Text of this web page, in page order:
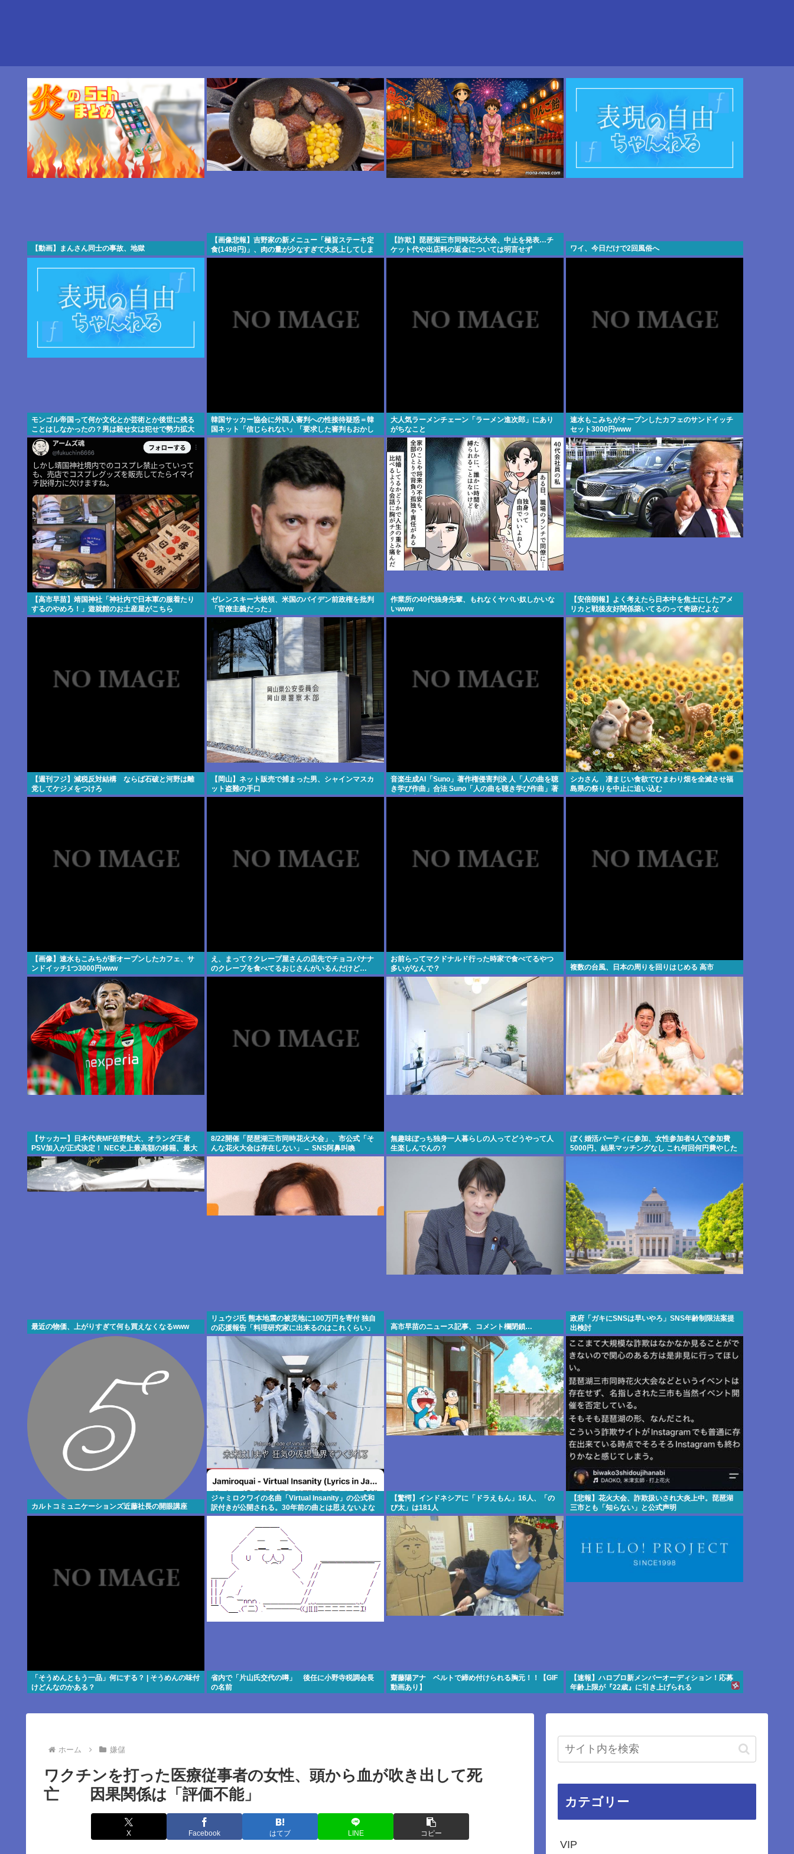
【動画】まんさん同士の事故、地獄
【画像悲報】吉野家の新メニュー「極旨ステーキ定
食(1498円)」、肉の量が少なすぎて大炎上してしま
う…
【詐欺】琵琶湖三市同時花火大会、中止を発表…チ
ケット代や出店料の返金については明言せず
ワイ、今日だけで2回風俗へ
モンゴル帝国って何か文化とか芸術とか後世に残る
ことはしなかったの？男は殺せ女は犯せで勢力拡大
しただけ？
韓国サッカー協会に外国人審判への性接待疑惑＝韓
国ネット「信じられない」「要求した審判もおかし
い」
大人気ラーメンチェーン「ラーメン進次郎」にあり
がちなこと
速水もこみちがオープンしたカフェのサンドイッチ
セット3000円www
【高市早苗】靖国神社「神社内で日本軍の服着たり
するのやめろ！」遊就館のお土産屋がこちら
ゼレンスキー大統領、米国のバイデン前政権を批判
「官僚主義だった」
作業所の40代独身先輩、もれなくヤバい奴しかいな
いwww
【安倍朗報】よく考えたら日本中を焦土にしたアメ
リカと戦後友好関係築いてるのって奇跡だよな
【週刊フジ】減税反対結構 ならば石破と河野は離
党してケジメをつけろ
【岡山】ネット販売で捕まった男、シャインマスカ
ット盗難の手口
音楽生成AI「Suno」著作権侵害判決 人「人の曲を聴
き学び作曲」合法 Suno「人の曲を聴き学び作曲」著
作権侵害 何が違う？
シカさん 凄まじい食欲でひまわり畑を全滅させ福
島県の祭りを中止に追い込む
【画像】速水もこみちが新オープンしたカフェ、サ
ンドイッチ1つ3000円www
え、まって？クレープ屋さんの店先でチョコバナナ
のクレープを食べてるおじさんがいるんだけど…
お前らってマクドナルド行った時家で食べてるやつ
多いがなんで？
複数の台風、日本の周りを回りはじめる 高市
【サッカー】日本代表MF佐野航大、オランダ王者
PSV加入が正式決定！ NEC史上最高額の移籍、最大
約31億円か、5年契約を締結
8/22開催「琵琶湖三市同時花火大会」、市公式「そ
んな花火大会は存在しない」→ SNS阿鼻叫喚
無趣味ぼっち独身一人暮らしの人ってどうやって人
生楽しんでんの？
ぼく婚活パーティに参加、女性参加者4人で参加費
5000円、結果マッチングなし これ何回何円費やした
ら結婚できるんだろう…
最近の物価、上がりすぎて何も買えなくなるwww
リュウジ氏 熊本地震の被災地に100万円を寄付 独自
の応援報告「料理研究家に出来るのはこれくらい」
高市早苗のニュース記事、コメント欄閉鎖…
政府「ガキにSNSは早いやろ」SNS年齢制限法案提
出検討
カルトコミュニケーションズ近藤社長の開眼講座
ジャミロクワイの名曲「Virtual Insanity」の公式和
訳付きが公開される。30年前の曲とは思えないよな
【驚愕】インドネシアに「ドラえもん」16人、「の
び太」は181人
【悲報】花火大会、詐欺扱いされ大炎上中。琵琶湖
三市とも「知らない」と公式声明
「そうめんともう一品」何にする？ | そうめんの味付
けどんなのかある？
省内で「片山氏交代の噂」 後任に小野寺税調会長
の名前
齋藤陽アナ ベルトで締め付けられる胸元！！【GIF
動画あり】
【速報】ハロプロ新メンバーオーディション！応募
年齢上限が『22歳』に引き上げられる
ホーム 嫌儲
ワクチンを打った医療従事者の女性、頭から血が吹き出して死
亡 因果関係は「評価不能」
X Facebook はてブ LINE コピー
カテゴリー
VIP